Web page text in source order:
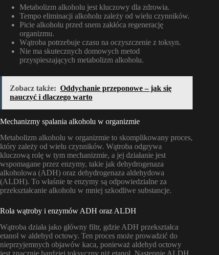
Metabolizm alkoholu jest kluczowy dla zdrowia.
Tempo eliminacji alkoholu zależy od wielu czynników.
Picie alkoholu przed snem zakłóca regenerację
organizmu.
Wątroba potrzebuje czasu na oczyszczenie z toksyn.
Nie ma skutecznych domowych metod
przyspieszających metabolizm alkoholu.
Zobacz także: Oddychanie przeponowe – jak się
nauczyć i dlaczego warto
Mechanizmy spalania alkoholu w organizmie
Metabolizm alkoholu w organizmie to skomplikowany proces,
który zależy od wielu czynników. Wątroba odgrywa
kluczową rolę w tym mechanizmie, a jej działanie jest
wspomagane przez enzymy, takie jak dehydrogenaza
alkoholowa (ADH) oraz dehydrogenaza aldehydowa
(ALDH). To właśnie te enzymy są odpowiedzialne za
przekształcanie alkoholu w mniej szkodliwe substancje.
Rola wątroby i enzymów ADH oraz ALDH
Wątroba działa jako główny filtr, gdzie ADH przekształca
etanol w aldehyd octowy. Ten proces może prowadzić do
nieprzyjemnych objawów kaca, ponieważ aldehyd octowy
jest znacznie bardziej toksyczny niż etanol. Następnie ALDH